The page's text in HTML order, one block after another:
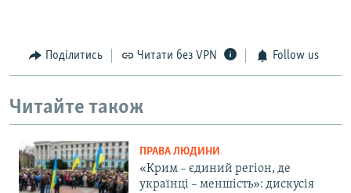
Поділитись Читати без VPN Follow us
Читайте також
ПРАВА ЛЮДИНИ
«Крим – єдиний регіон, де
українці – меншість»: дискусія